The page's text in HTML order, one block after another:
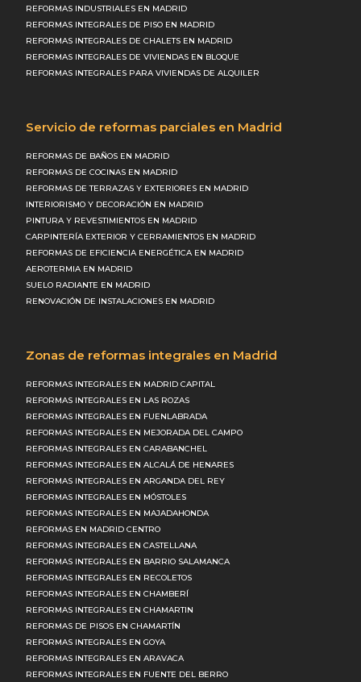
REFORMAS INDUSTRIALES EN MADRID
REFORMAS INTEGRALES DE PISO EN MADRID
REFORMAS INTEGRALES DE CHALETS EN MADRID
REFORMAS INTEGRALES DE VIVIENDAS EN BLOQUE
REFORMAS INTEGRALES PARA VIVIENDAS DE ALQUILER
Servicio de reformas parciales en Madrid
REFORMAS DE BAÑOS EN MADRID
REFORMAS DE COCINAS EN MADRID
REFORMAS DE TERRAZAS Y EXTERIORES EN MADRID
INTERIORISMO Y DECORACIÓN EN MADRID
PINTURA Y REVESTIMIENTOS EN MADRID
CARPINTERÍA EXTERIOR Y CERRAMIENTOS EN MADRID
REFORMAS DE EFICIENCIA ENERGÉTICA EN MADRID
AEROTERMIA EN MADRID
SUELO RADIANTE EN MADRID
RENOVACIÓN DE INSTALACIONES EN MADRID
Zonas de reformas integrales en Madrid
REFORMAS INTEGRALES EN MADRID CAPITAL
REFORMAS INTEGRALES EN LAS ROZAS
REFORMAS INTEGRALES EN FUENLABRADA
REFORMAS INTEGRALES EN MEJORADA DEL CAMPO
REFORMAS INTEGRALES EN CARABANCHEL
REFORMAS INTEGRALES EN ALCALÁ DE HENARES
REFORMAS INTEGRALES EN ARGANDA DEL REY
REFORMAS INTEGRALES EN MÓSTOLES
REFORMAS INTEGRALES EN MAJADAHONDA
REFORMAS EN MADRID CENTRO
REFORMAS INTEGRALES EN CASTELLANA
REFORMAS INTEGRALES EN BARRIO SALAMANCA
REFORMAS INTEGRALES EN RECOLETOS
REFORMAS INTEGRALES EN CHAMBERÍ
REFORMAS INTEGRALES EN CHAMARTIN
REFORMAS DE PISOS EN CHAMARTÍN
REFORMAS INTEGRALES EN GOYA
REFORMAS INTEGRALES EN ARAVACA
REFORMAS INTEGRALES EN FUENTE DEL BERRO